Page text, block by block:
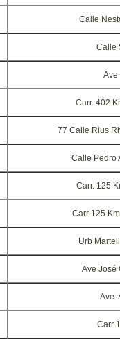
Calle
Calle
Ave
Carr. 402
77 Calle Rius
Calle Pedro
Carr. 125
Carr 125
Urb
Ave José
Ave.
Carr